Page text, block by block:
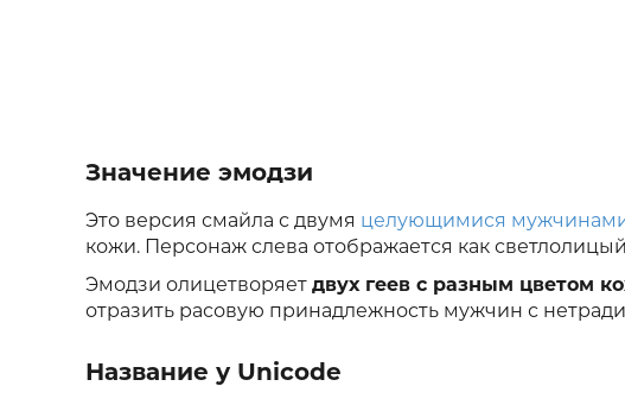
Значение эмодзи
Это версия смайла с двумя целующимися
кожи. Персонаж слева отображается как
Эмодзи олицетворяет двух геев с разным цветом
отразить расовую принадлежность мужчин с
Название у Unicode